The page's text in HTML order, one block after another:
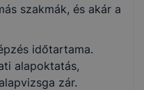
szakmák, és akár a
időtartama.
alapoktatás,
zár.